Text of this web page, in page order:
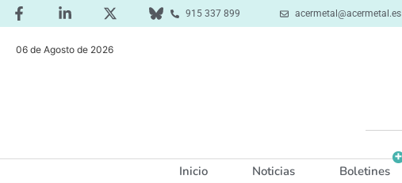
915 337 899 acermetal@acermetal.es
06 de Agosto de 2026
Inicio Noticias Boletines